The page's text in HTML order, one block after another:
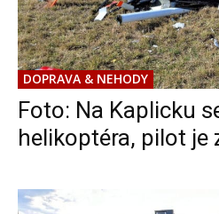
DOPRAVA & NEHODY
Foto: Na Kaplicku
helikoptéra, pilot je